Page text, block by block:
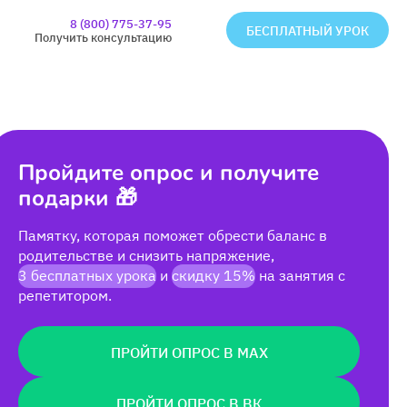
8 (800) 775-37-95
Получить консультацию
БЕСПЛАТНЫЙ УРОК
Пройдите опрос и получите
подарки 🎁
Памятку, которая поможет обрести баланс в
родительстве и снизить напряжение,
3 бесплатных урока и скидку 15% на занятия с
репетитором.
ПРОЙТИ ОПРОС В MAX
ПРОЙТИ ОПРОС В ВК